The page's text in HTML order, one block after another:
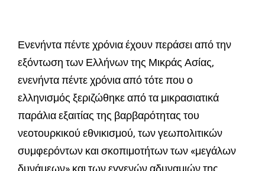
Ενενήντα πέντε χρόνια έχουν περάσει από την
εξόντωση των Ελλήνων της Μικράς Ασίας,
ενενήντα πέντε χρόνια από τότε που ο
ελληνισμός ξεριζώθηκε από τα μικρασιατικά
παράλια εξαιτίας της βαρβαρότητας του
νεοτουρκικού εθνικισμού, των γεωπολιτικών
συμφερόντων και σκοπιμοτήτων των «μεγάλων